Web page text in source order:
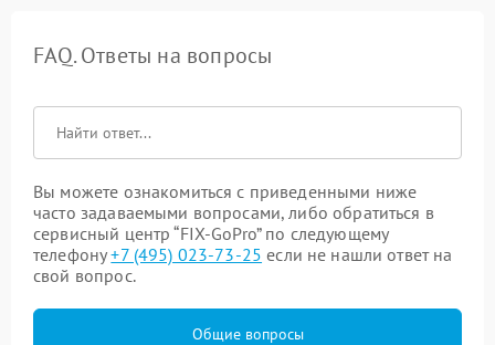
FAQ. Ответы на вопросы
Вы можете ознакомиться с приведенными ниже
часто задаваемыми вопросами, либо обратиться в
сервисный центр “FIX-GoPro” по следующему
телефону+7 (495) 023-73-25 если не нашли ответ на
свой вопрос.
Общие вопросы